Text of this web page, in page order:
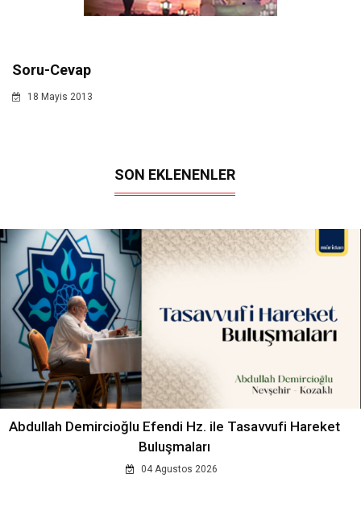
Soru-Cevap
18 Mayis 2013
SON EKLENENLER
Abdullah Demircioğlu Efendi Hz. ile Tasavvufi Hareket
Buluşmaları
04 Agustos 2026